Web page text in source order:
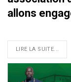
allons
LIRE LA SUITE...